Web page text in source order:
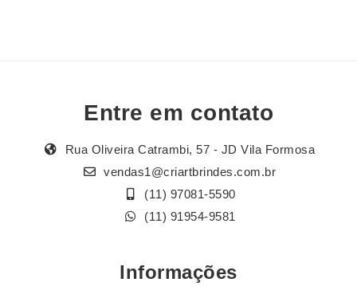
Entre em contato
Rua Oliveira Catrambi, 57 - JD Vila Formosa
vendas1@criartbrindes.com.br
(11) 97081-5590
(11) 91954-9581
Informações